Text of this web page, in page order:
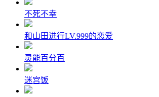
不死不幸
和山田进行LV.999的恋爱
灵能百分百
迷宫饭